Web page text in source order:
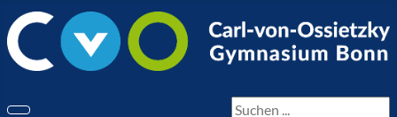
Seite durchsuchen